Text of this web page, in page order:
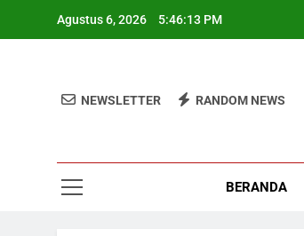
Agustus 6, 2026 5:46:13 PM
NEWSLETTER RANDOM NEWS
BERANDA